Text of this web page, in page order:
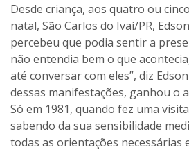
Desde criança, aos quatro ou
natal, São Carlos do Ivaí/PR,
percebeu que podia sentir a
não entendia bem o que
até conversar com eles”, diz
dessas manifestações, ganhou o
Só em 1981, quando fez uma
sabendo da sua sensibilidade
todas as orientações necessárias